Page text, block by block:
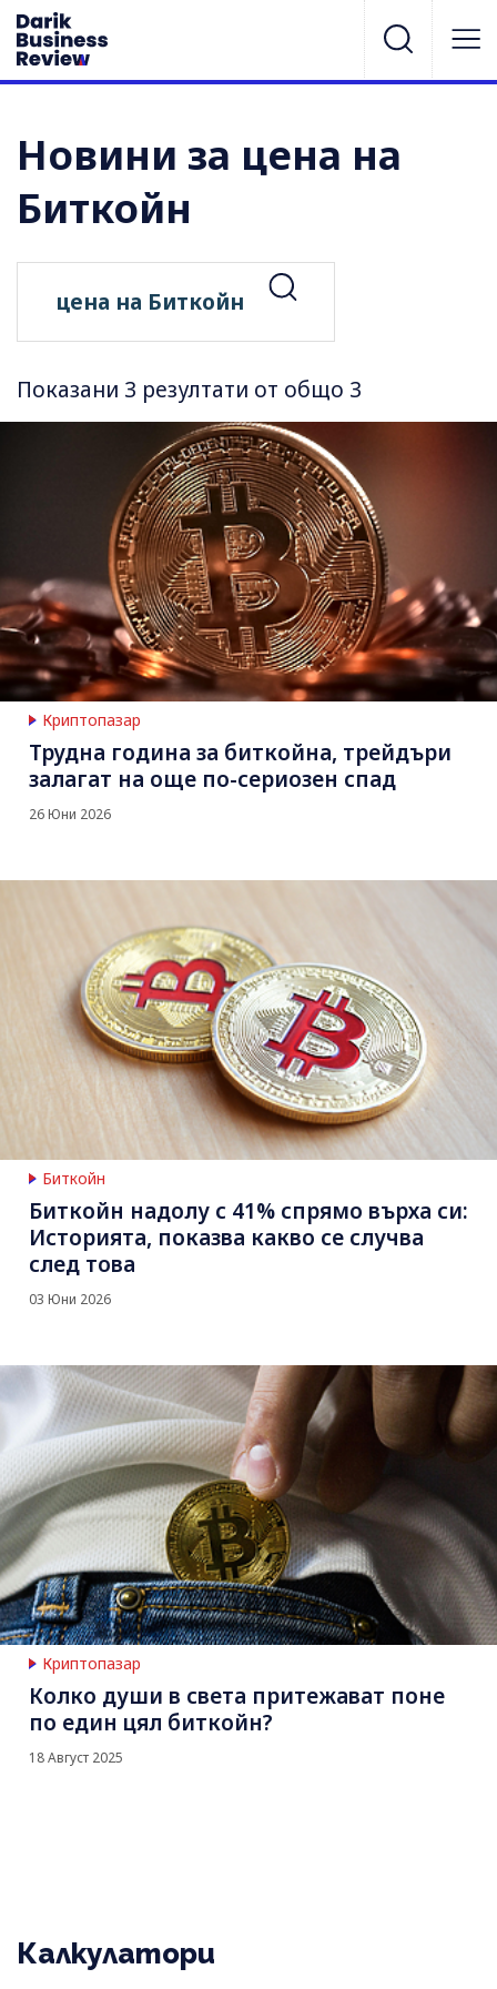
Новини за цена на
Биткойн
Показани 3 резултати от общо 3
Криптопазар
Трудна година за биткойна, трейдъри
залагат на още по-сериозен спад
26 Юни 2026
Биткойн
Биткойн надолу с 41% спрямо върха си:
Историята, показва какво се случва
след това
03 Юни 2026
Криптопазар
Колко души в света притежават поне
по един цял биткойн?
18 Август 2025
Калкулатори